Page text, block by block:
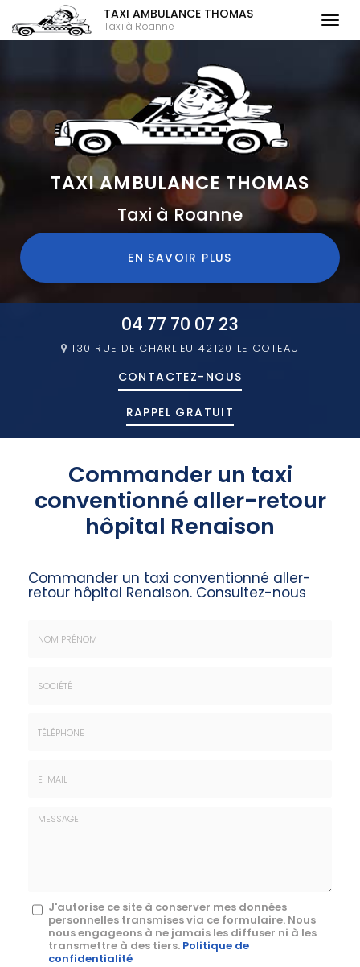
principal
TAXI AMBULANCE THOMAS
Taxi à Roanne
TAXI AMBULANCE THOMAS
Taxi à Roanne
EN SAVOIR PLUS
04 77 70 07 23
130 RUE DE CHARLIEU 42120 LE COTEAU
CONTACTEZ- NOUS
RAPPEL GRATUIT
Commander un taxi
conventionné aller-retour
hôpital Renaison
Commander un taxi conventionné aller-
retour hôpital Renaison. Consultez-nous
Message
J'autorise ce site à conserver mes données
personnelles transmises via ce formulaire. Nous
nous engageons à ne jamais les diffuser ni à les
transmettre à des tiers. Politique de
confidentialité